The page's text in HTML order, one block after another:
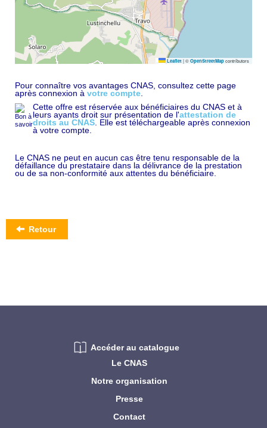
Leaflet |© OpenStreetMap contributors
Pour connaître vos avantages CNAS, consultez cette page
après connexion à votre compte.
Cette offre est réservée aux bénéficiaires du CNAS et à
leurs ayants droit sur présentation de l'attestation de
droits au CNAS. Elle est téléchargeable après connexion
à votre compte.
Le CNAS ne peut en aucun cas être tenu responsable de la
défaillance du prestataire dans la délivrance de la prestation
ou de sa non-conformité aux attentes du bénéficiaire.
Retour
Le CNAS
Notre organisation
Presse
Contact
Accéder au catalogue